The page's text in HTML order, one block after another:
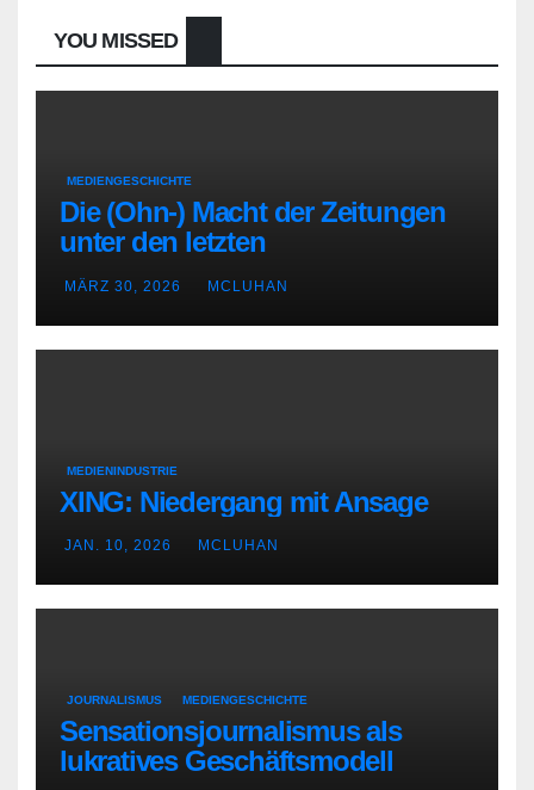
YOU MISSED
MEDIENGESCHICHTE
Die (Ohn-) Macht der Zeitungen
unter den letzten
Bourbonenkönigen
MÄRZ 30, 2026 MCLUHAN
MEDIENINDUSTRIE
XING: Niedergang mit Ansage
JAN. 10, 2026 MCLUHAN
JOURNALISMUS MEDIENGESCHICHTE
Sensationsjournalismus als
lukratives Geschäftsmodell